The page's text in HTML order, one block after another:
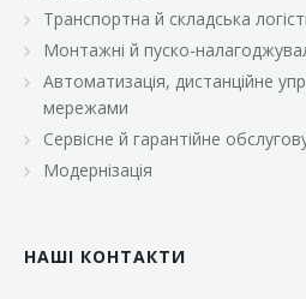
«Малинка»
«Марс»
«Оптовичок»
«Свіжачок»
Транспортна й складська
Монтажні й пуско-
Автоматизація, дистанційне
мережами
Сервісне й гарантійне
Модернізація
НАШІ КОНТАКТИ